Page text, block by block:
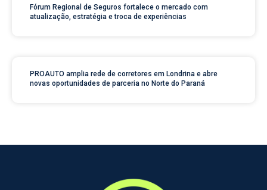
Fórum Regional de Seguros fortalece o mercado com
atualização, estratégia e troca de experiências
PROAUTO amplia rede de corretores em Londrina e abre
novas oportunidades de parceria no Norte do Paraná